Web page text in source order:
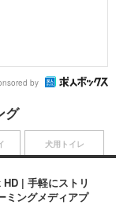
by
グ
| 手軽にストリ
ミングメディアプ
犬用トイレ